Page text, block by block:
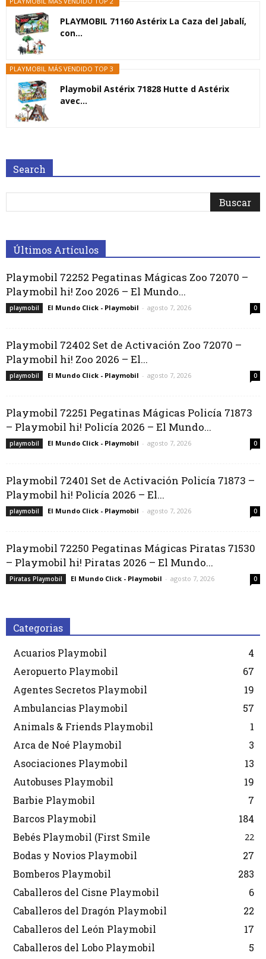
PLAYMOBIL 71160 Astérix La Caza del Jabalí,
con...
PLAYMOBIL MÁS VENDIDO TOP 3
Playmobil Astérix 71828 Hutte d Astérix
avec...
Search
Últimos Artículos
Playmobil 72252 Pegatinas Mágicas Zoo 72070 –
Playmobil hi! Zoo 2026 – El Mundo...
playmobil El Mundo Click - Playmobil - agosto 7, 2026 0
Playmobil 72402 Set de Activación Zoo 72070 –
Playmobil hi! Zoo 2026 – El...
playmobil El Mundo Click - Playmobil - agosto 7, 2026 0
Playmobil 72251 Pegatinas Mágicas Policía 71873
– Playmobil hi! Policía 2026 – El Mundo...
playmobil El Mundo Click - Playmobil - agosto 7, 2026 0
Playmobil 72401 Set de Activación Policía 71873 –
Playmobil hi! Policía 2026 – El...
playmobil El Mundo Click - Playmobil - agosto 7, 2026 0
Playmobil 72250 Pegatinas Mágicas Piratas 71530
– Playmobil hi! Piratas 2026 – El Mundo...
Piratas Playmobil El Mundo Click - Playmobil - agosto 7, 2026 0
Categorias
Acuarios Playmobil
4
Aeropuerto Playmobil
67
Agentes Secretos Playmobil
19
Ambulancias Playmobil
57
Animals & Friends Playmobil
1
Arca de Noé Playmobil
3
Asociaciones Playmobil
13
Autobuses Playmobil
19
Barbie Playmobil
7
Barcos Playmobil
184
Bebés Playmobil (First Smile
22
Bodas y Novios Playmobil
27
Bomberos Playmobil
283
Caballeros del Cisne Playmobil
6
Caballeros del Dragón Playmobil
22
Caballeros del León Playmobil
17
Caballeros del Lobo Playmobil
5